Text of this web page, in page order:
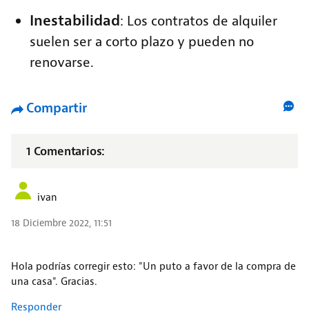
Inestabilidad: Los contratos de alquiler
suelen ser a corto plazo y pueden no
renovarse.
Compartir
1 Comentarios:
ivan
18 Diciembre 2022, 11:51
Hola podrías corregir esto: "Un puto a favor de la compra de
una casa". Gracias.
Responder